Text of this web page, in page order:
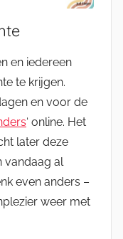
en iedereen
te krijgen.
en voor de
‘ online. Het
later deze
vandaag al
even anders –
weer met